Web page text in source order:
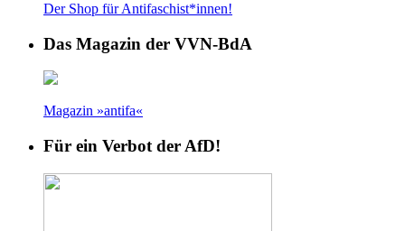
Der Shop für Antifaschist*innen!
Das Magazin der VVN-BdA
Magazin »antifa«
Für ein Verbot der AfD!